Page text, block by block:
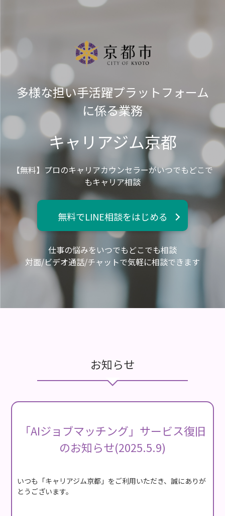
多様な担い手活躍プラットフォーム
に係る業務
キャリアジム京都
【無料】プロのキャリアカウンセラーがいつでもどこで
もキャリア相談
無料でLINE相談をはじめる
仕事の悩みをいつでもどこでも相談
対面/ビデオ通話/チャットで気軽に相談できます
お知らせ
「AIジョブマッチング」サービス復旧
のお知らせ(2025.5.9)
いつも「キャリアジム京都」をご利用いただき、誠にありが
とうございます。